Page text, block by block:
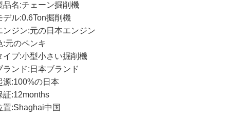
品名:チェーン掘削機
デル:0.6Ton掘削機
ンジン:元の日本エンジン
:元のペンキ
イプ:小型小さい掘削機
ランド:日本ブランド
源:100%の日本
証:12months
置:Shaghai中国